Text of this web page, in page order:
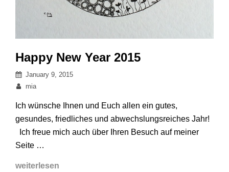
Happy New Year 2015
Posted
on
January 9, 2015
By
mia
Ich wünsche Ihnen und Euch allen ein gutes,
gesundes, friedliches und abwechslungsreiches Jahr!
Ich freue mich auch über Ihren Besuch auf meiner
Seite …
weiterlesen